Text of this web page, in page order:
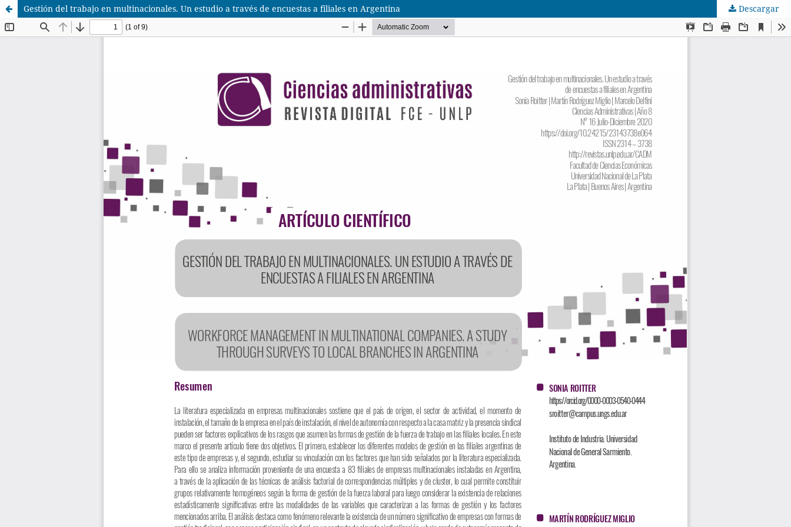
Gestión del trabajo en multinacionales. Un estudio a través de encuestas a filiales en Argentina Descargar